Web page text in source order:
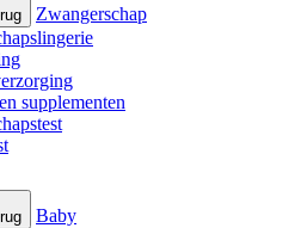
Zwangerschap
supplementen
Baby